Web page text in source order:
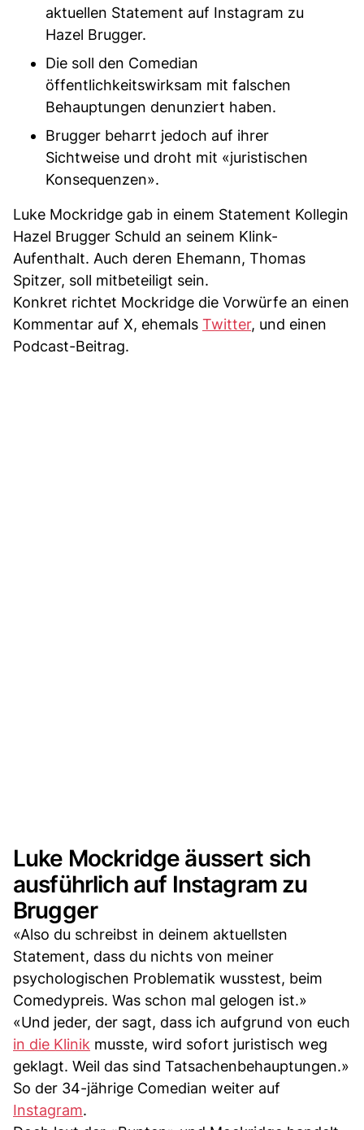
aktuellen Statement auf Instagram zu
Hazel Brugger.
Die soll den Comedian
öffentlichkeitswirksam mit falschen
Behauptungen denunziert haben.
Brugger beharrt jedoch auf ihrer
Sichtweise und droht mit «juristischen
Konsequenzen».
Luke Mockridge gab in einem Statement Kollegin
Hazel Brugger Schuld an seinem Klink-
Aufenthalt. Auch deren Ehemann, Thomas
Spitzer, soll mitbeteiligt sein.
Konkret richtet Mockridge die Vorwürfe an einen
Kommentar auf X, ehemals Twitter, und einen
Podcast-Beitrag.
Luke Mockridge äussert sich
ausführlich auf Instagram zu
Brugger
«Also du schreibst in deinem aktuellsten
Statement, dass du nichts von meiner
psychologischen Problematik wusstest, beim
Comedypreis. Was schon mal gelogen ist.»
«Und jeder, der sagt, dass ich aufgrund von euch
in die Klinik musste, wird sofort juristisch weg
geklagt. Weil das sind Tatsachenbehauptungen.»
So der 34-jährige Comedian weiter auf
Instagram.